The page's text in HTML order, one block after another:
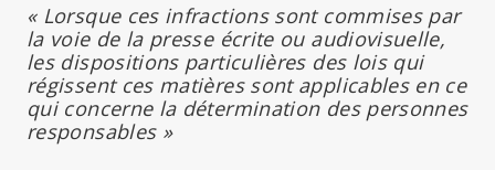
« Lorsque ces infractions sont commises par
la voie de la presse écrite ou audiovisuelle,
les dispositions particulières des lois qui
régissent ces matières sont applicables en ce
qui concerne la détermination des personnes
responsables »